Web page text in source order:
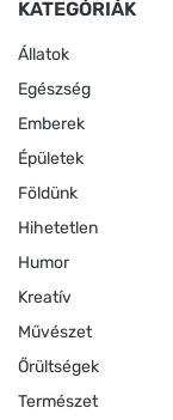
KATEGÓRIÁK
Állatok
Egészség
Emberek
Épületek
Földünk
Hihetetlen
Humor
Kreatív
Művészet
Őrültségek
Természet